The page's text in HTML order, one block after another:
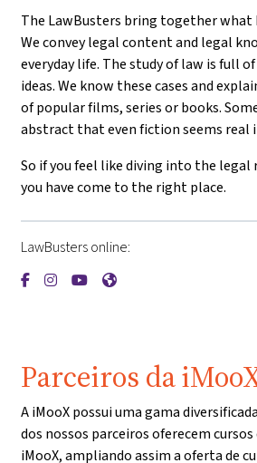
The LawBusters bring together
We convey legal content and legal
everyday life. The study of law is full of
ideas. We know these cases and
of popular films, series or books.
abstract that even fiction seems real
So if you feel like diving into the
you have come to the right place.
LawBusters online:
{mlang{mlang{mlang{mlang
Parceiros da
A iMooX possui uma gama
dos nossos parceiros oferecem
iMooX, ampliando assim a oferta de